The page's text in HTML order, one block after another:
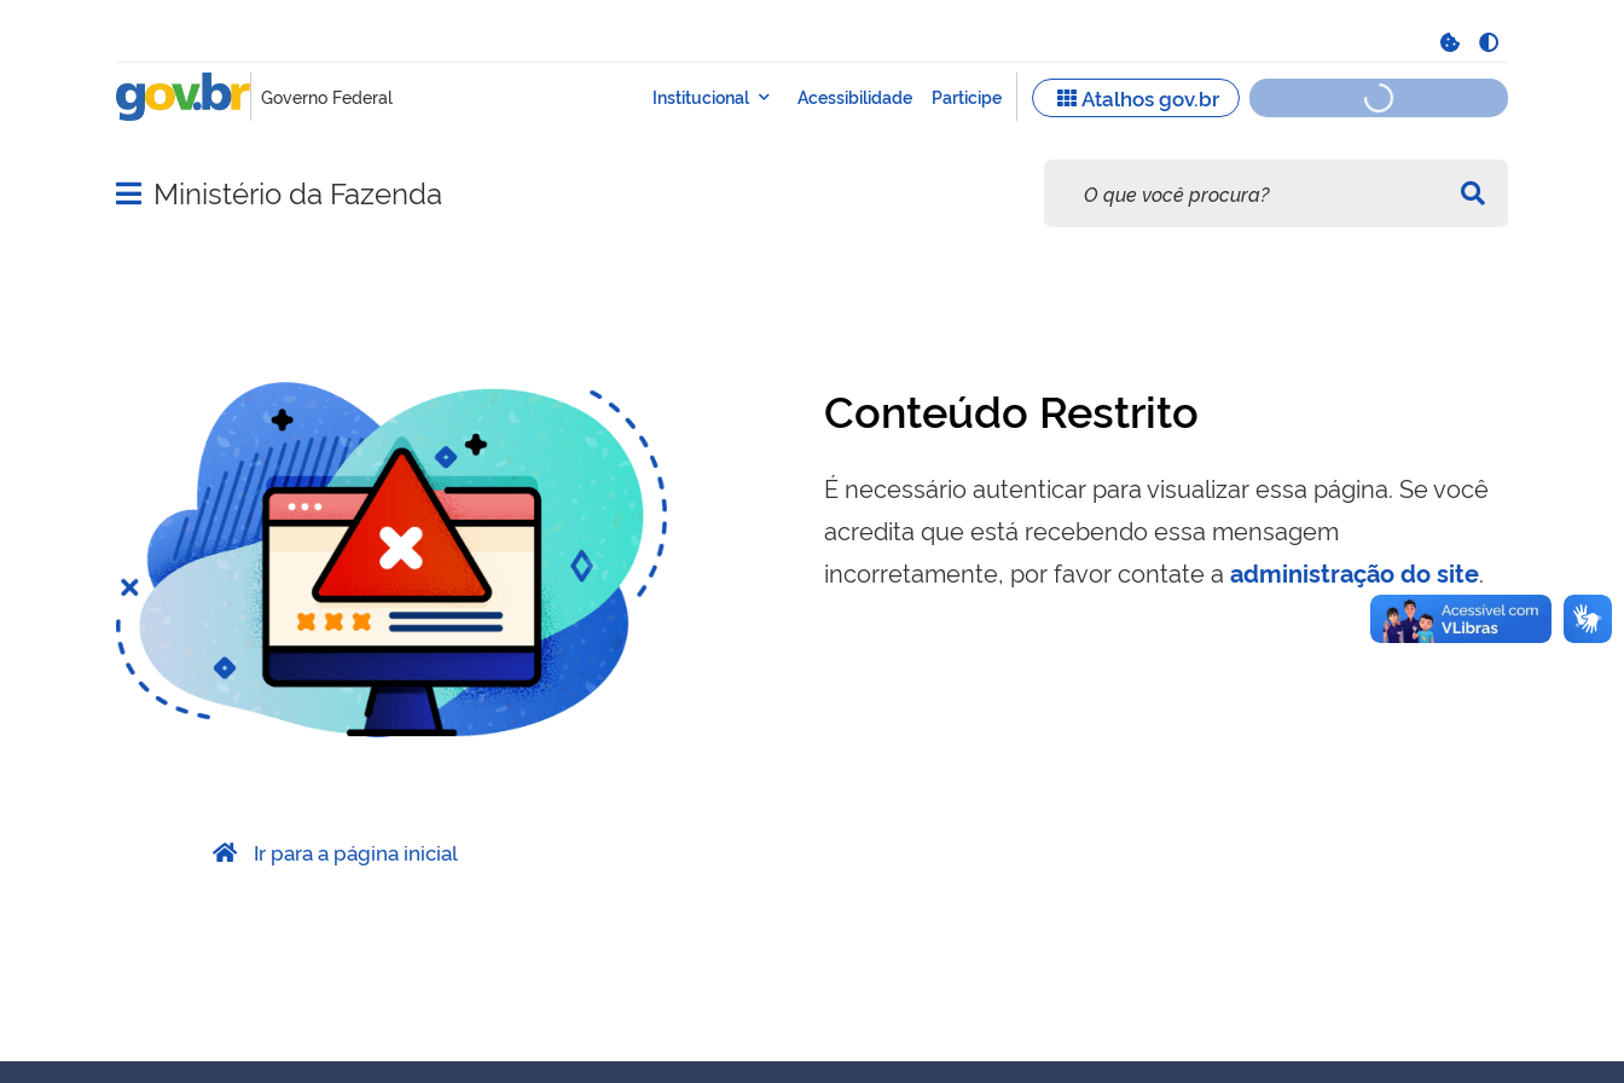
Abrir menu principal de navegação
Ministério da Fazenda
Conteúdo Restrito
É necessário autenticar para visualizar essa página. Se você
acredita que está recebendo essa mensagem
incorretamente, por favor contate a administração do site.
Ir para a página inicial